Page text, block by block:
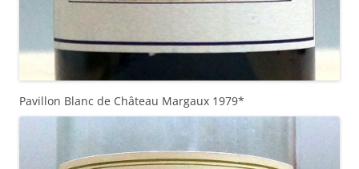
Pavillon Blanc de Château Margaux 1979*